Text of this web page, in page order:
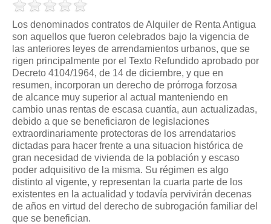
Requerimientos y comunicaciones
Formularios sobre Propiedad Horizontal
Modelos de Convocatoria de Junta de Propietarios
Modelos de Acta de Junta de Propietarios
Requerimientos y comunicaciones
Legislación
Legislación sobre Arrendamientos Urbanos
Legislación sobre la Comunidad de Propietarios
Legislación sobre Adquisición de Vivienda en Propiedad
Legislación de interés práctico
Diccionario
Los denominados contratos de Alquiler de Renta Antigua
son aquellos que fueron celebrados bajo la vigencia de
las anteriores leyes de arrendamientos urbanos, que se
rigen principalmente por el Texto Refundido aprobado por
Decreto 4104/1964, de 14 de diciembre, y que en
resumen, incorporan un derecho de prórroga forzosa
de alcance muy superior al actual manteniendo en
cambio unas rentas de escasa cuantía, aun actualizadas,
debido a que se beneficiaron de legislaciones
extraordinariamente protectoras de los arrendatarios
dictadas para hacer frente a una situacion histórica de
gran necesidad de vivienda de la población y escaso
poder adquisitivo de la misma. Su régimen es algo
distinto al vigente, y representan la cuarta parte de los
existentes en la actualidad y todavía pervivirán decenas
de años en virtud del derecho de subrogación familiar del
que se benefician.